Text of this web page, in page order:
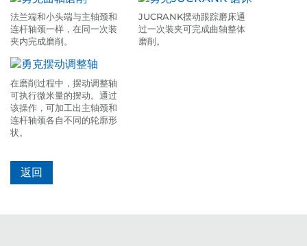
法兰端和小头端与主轴颈和
连杆轴颈一样，在同一次装
夹内完成磨削。
JUCRANK摆动跟踪磨床通
过一次装夹可完成曲轴整体
磨削。
在磨削过程中，摆动调整轴
可执行微米量的摆动。通过
该操作，可加工出主轴颈和
连杆轴颈各自不同的轮廓形
状。
返回